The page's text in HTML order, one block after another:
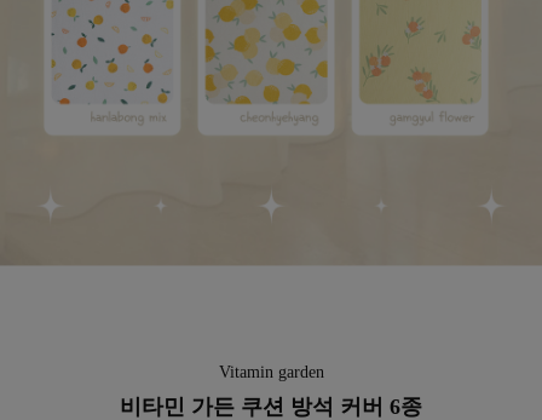
Vitamin garden
비타민 가든 쿠션 방석 커버 6종